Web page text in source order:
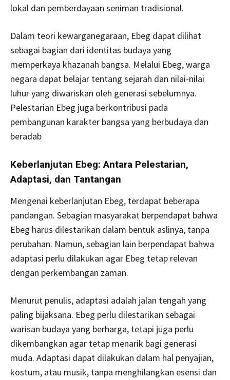
lokal dan pemberdayaan seniman tradisional.
Dalam teori kewarganegaraan, Ebeg dapat dilihat
sebagai bagian dari identitas budaya yang
memperkaya khazanah bangsa. Melalui Ebeg, warga
negara dapat belajar tentang sejarah dan nilai-nilai
luhur yang diwariskan oleh generasi sebelumnya.
Pelestarian Ebeg juga berkontribusi pada
pembangunan karakter bangsa yang berbudaya dan
beradab
Keberlanjutan Ebeg: Antara Pelestarian,
Adaptasi, dan Tantangan
Mengenai keberlanjutan Ebeg, terdapat beberapa
pandangan. Sebagian masyarakat berpendapat bahwa
Ebeg harus dilestarikan dalam bentuk aslinya, tanpa
perubahan. Namun, sebagian lain berpendapat bahwa
adaptasi perlu dilakukan agar Ebeg tetap relevan
dengan perkembangan zaman.
Menurut penulis, adaptasi adalah jalan tengah yang
paling bijaksana. Ebeg perlu dilestarikan sebagai
warisan budaya yang berharga, tetapi juga perlu
dikembangkan agar tetap menarik bagi generasi
muda. Adaptasi dapat dilakukan dalam hal penyajian,
kostum, atau musik, tanpa menghilangkan esensi dan